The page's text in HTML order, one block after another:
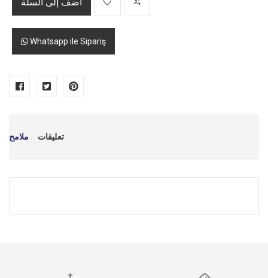
Whatsapp ile Sipariş
ملامح تعليقات